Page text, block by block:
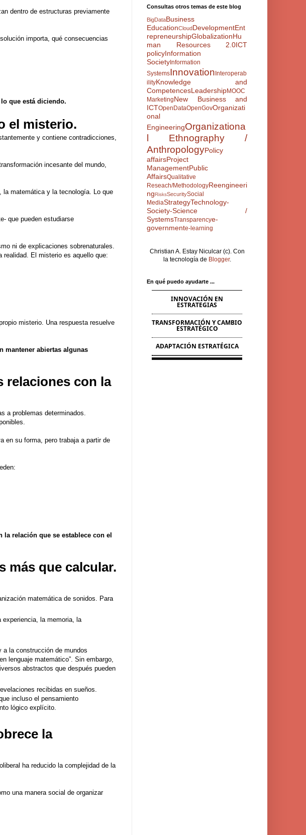
dentro de estructuras previamente
importa, qué consecuencias
que está diciendo.
el misterio.
y contiene contradicciones,
incesante del mundo,
la matemática y la tecnología. Lo que
que pueden estudiarse
ni de explicaciones sobrenaturales.
realidad.
El misterio es aquello que:
misterio. Una respuesta resuelve
mantener abiertas algunas
relaciones con la
a problemas determinados.
en su forma, pero trabaja a partir de
la relación que se establece con el
más que calcular.
matemática de sonidos. Para
la memoria, la
a la construcción de mundos
lenguaje matemático”. Sin embargo,
abstractos que después pueden
recibidas en sueños.
incluso el pensamiento
lógico explícito.
la
ha reducido la complejidad de la
una manera social de organizar
Consultas otros temas de este blog
BigDataBusiness
EducationCloudDevelopmentEnt
repreneurshipGlobalizationHu
man Resources 2.0ICT
policyInformation
Society Information
SystemsInnovation Interoperab
ilityKnowledge and
CompetencesLeadershipMOOC
MarketingNew Business and
ICTOpenDataOpenGovOrganizati
onal
EngineeringOrganizationa
l Ethnography /
AnthropologyPolicy
affairsProject
ManagementPublic
AffairsQualitative
Reseach/MethodologyReengineeri
ngRisksSecuritySocial
MediaStrategyTechnology-
Society-Science /
SystemsTransparencye-
governmente-learning
Christian A. Estay Niculcar (c). Con
la tecnología de Blogger.
En qué puedo ayudarte ...
INNOVACIÓN EN
ESTRATEGIAS
TRANSFORMACIÓN Y CAMBIO
ESTRATÉGICO
ADAPTACIÓN ESTRATÉGICA